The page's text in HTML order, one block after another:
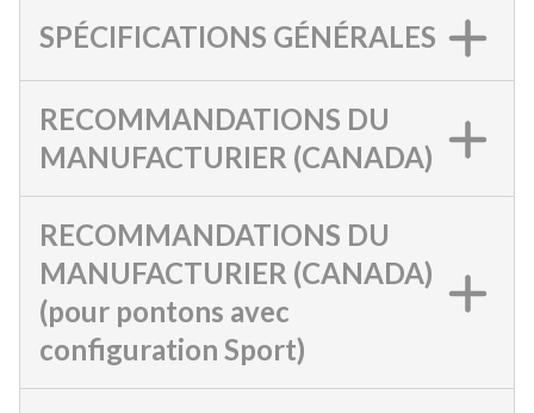
SPÉCIFICATIONS GÉNÉRALES
RECOMMANDATIONS DU
MANUFACTURIER (CANADA)
RECOMMANDATIONS DU
MANUFACTURIER (CANADA)
(pour pontons avec
configuration Sport)